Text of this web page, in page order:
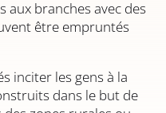
aux branches avec des
être empruntés
inciter les gens à la
dans le but de